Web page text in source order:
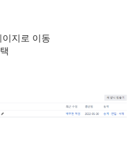
지로 이동